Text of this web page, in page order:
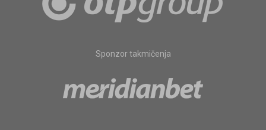
Sponzor takmičenja